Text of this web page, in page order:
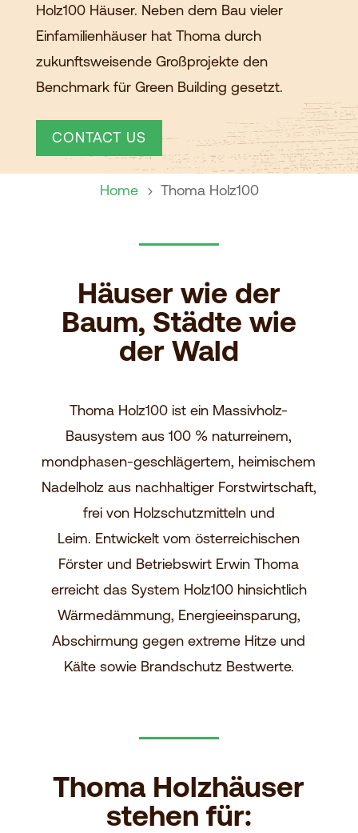
Holz100 Häuser. Neben dem Bau vieler
Einfamilienhäuser hat Thoma durch
zukunftsweisende Großprojekte den
Benchmark für Green Building gesetzt.
CONTACT US
Home 5 Thoma Holz100
Häuser wie der
Baum, Städte wie
der Wald
Thoma Holz100 ist ein Massivholz-
Bausystem aus 100 % naturreinem,
mondphasen-geschlägertem, heimischem
Nadelholz aus nachhaltiger Forstwirtschaft,
frei von Holzschutzmitteln und
Leim. Entwickelt vom österreichischen
Förster und Betriebswirt Erwin Thoma
erreicht das System Holz100 hinsichtlich
Wärmedämmung, Energieeinsparung,
Abschirmung gegen extreme Hitze und
Kälte sowie Brandschutz Bestwerte.
Thoma Holzhäuser
stehen für: